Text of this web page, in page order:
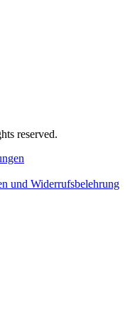
reserved.
und Widerrufsbelehrung